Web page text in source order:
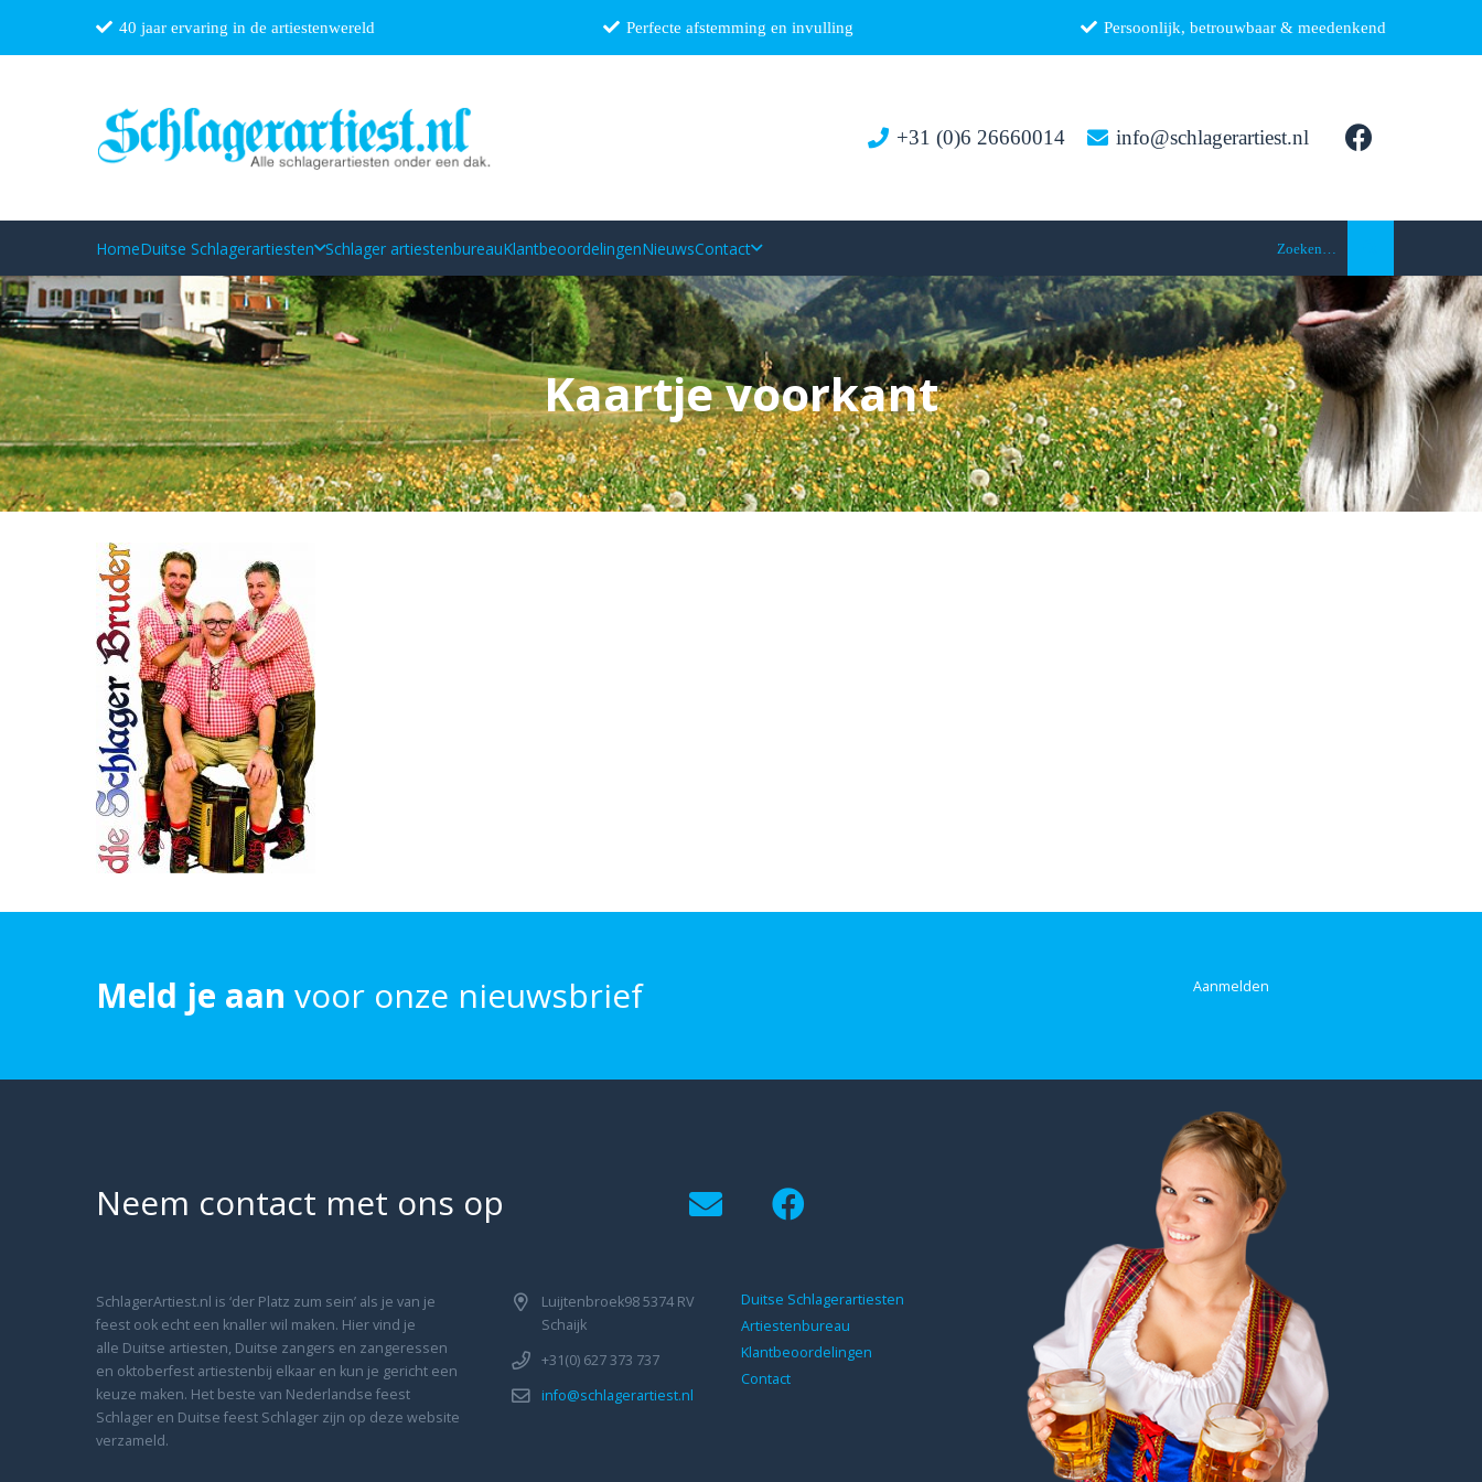
40 jaar ervaring in de artiestenwereld Perfecte afstemming en invulling Persoonlijk, betrouwbaar & meedenkend
+31 (0)6 26660014 info@schlagerartiest.nl
HomeDuitse Schlagerartiesten Schlager artiestenbureauKlantbeoordelingenNieuwsContact Zoeken…
Kaartje voorkant
Meld je aan voor onze nieuwsbrief Aanmelden
Neem contact met ons op
SchlagerArtiest.nl is ‘der Platz zum sein’ als je van je
feest ook echt een knaller wil maken. Hier vind je
alle Duitse artiesten, Duitse zangers en zangeressen
en oktoberfest artiestenbij elkaar en kun je gericht een
keuze maken. Het beste van Nederlandse feest
Schlager en Duitse feest Schlager zijn op deze website
verzameld.
Luijtenbroek98 5374 RV
Schaijk
+31(0) 627 373 737
info@schlagerartiest.nl
Duitse Schlagerartiesten
Artiestenbureau
Klantbeoordelingen
Contact